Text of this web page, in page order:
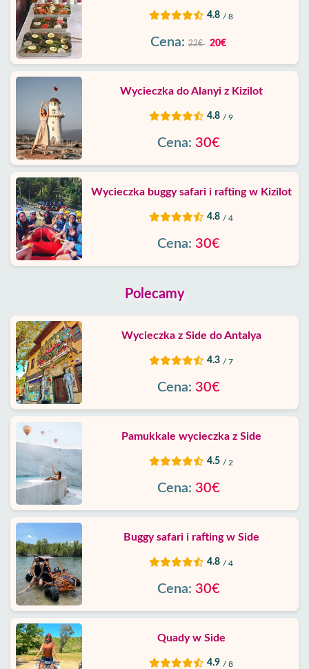
4.8 / 8
Cena: 22€ 20€
Wycieczka do Alanyi z Kizilot
4.8 / 9
Cena: 30€
Wycieczka buggy safari i rafting w Kizilot
4.8 / 4
Cena: 30€
Polecamy
Wycieczka z Side do Antalya
4.3 / 7
Cena: 30€
Pamukkale wycieczka z Side
4.5 / 2
Cena: 30€
Buggy safari i rafting w Side
4.8 / 4
Cena: 30€
Quady w Side
4.9 / 8